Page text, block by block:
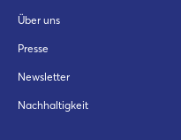
Über uns
Presse
Newsletter
Nachhaltigkeit